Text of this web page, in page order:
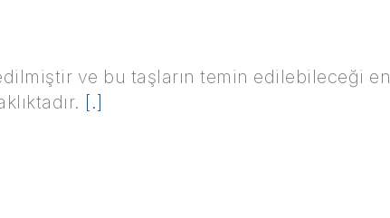
ve bu taşların temin edilebileceği en
[.]